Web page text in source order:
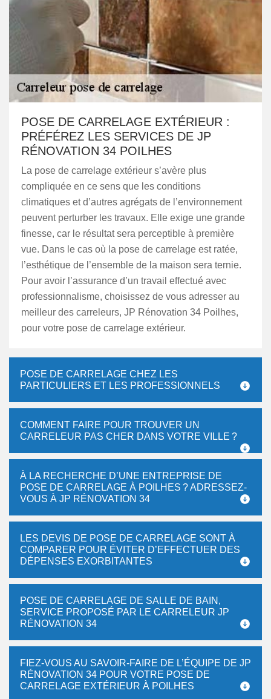
POSE DE CARRELAGE EXTÉRIEUR :
PRÉFÉREZ LES SERVICES DE JP
RÉNOVATION 34 POILHES
La pose de carrelage extérieur s’avère plus
compliquée en ce sens que les conditions
climatiques et d’autres agrégats de l’environnement
peuvent perturber les travaux. Elle exige une grande
finesse, car le résultat sera perceptible à première
vue. Dans le cas où la pose de carrelage est ratée,
l’esthétique de l’ensemble de la maison sera ternie.
Pour avoir l’assurance d’un travail effectué avec
professionnalisme, choisissez de vous adresser au
meilleur des carreleurs, JP Rénovation 34 Poilhes,
pour votre pose de carrelage extérieur.
POSE DE CARRELAGE CHEZ LES
PARTICULIERS ET LES PROFESSIONNELS
COMMENT FAIRE POUR TROUVER UN
CARRELEUR PAS CHER DANS VOTRE VILLE ?
À LA RECHERCHE D’UNE ENTREPRISE DE
POSE DE CARRELAGE À POILHES ? ADRESSEZ-
VOUS À JP RÉNOVATION 34
LES DEVIS DE POSE DE CARRELAGE SONT À
COMPARER POUR ÉVITER D’EFFECTUER DES
DÉPENSES EXORBITANTES
POSE DE CARRELAGE DE SALLE DE BAIN,
SERVICE PROPOSÉ PAR LE CARRELEUR JP
RÉNOVATION 34
FIEZ-VOUS AU SAVOIR-FAIRE DE L’ÉQUIPE DE JP
RÉNOVATION 34 POUR VOTRE POSE DE
CARRELAGE EXTÉRIEUR À POILHES